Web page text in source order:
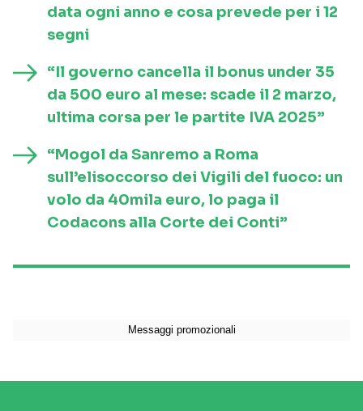
data ogni anno e cosa prevede per i 12
segni
“Il governo cancella il bonus under 35
da 500 euro al mese: scade il 2 marzo,
ultima corsa per le partite IVA 2025”
“Mogol da Sanremo a Roma
sull’elisoccorso dei Vigili del fuoco: un
volo da 40mila euro, lo paga il
Codacons alla Corte dei Conti”